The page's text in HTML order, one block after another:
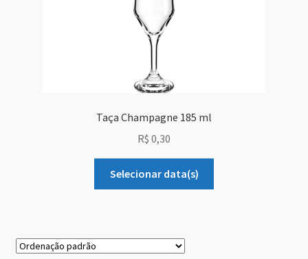
Taça Champagne 185 ml
R$ 0,30
Selecionar data(s)